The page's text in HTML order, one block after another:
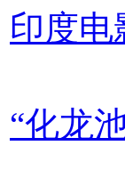
印度电
“化龙